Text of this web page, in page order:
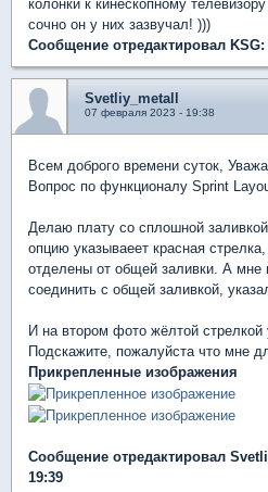
колонки к кинескопному
сочно он у них зазвучал! )))
Сообщение отредактировал
Svetliy_metall
07 февраля 2023 - 19:38
Всем доброго времени суток,
Вопрос по функционалу Sprint
Делаю плату со сплошной
опцию указываеет красная
отделены от общей заливки. А мне
соединить с общей заливкой,
И на втором фото жёлтой стрелкой
Подскажите, пожалуйста что мне
Прикрепленные изображения
Сообщение отредактировал
19:39